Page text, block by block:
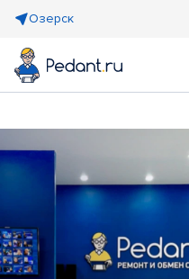
Озерск